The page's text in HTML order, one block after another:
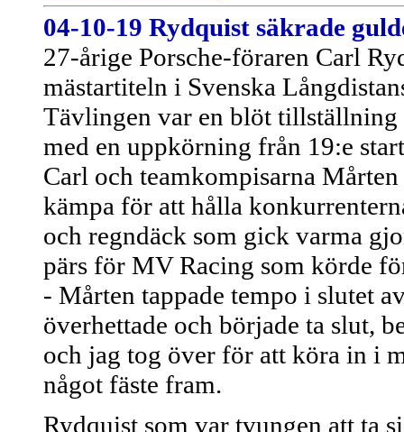
04-10-19 Rydquist säkrade
27-årige Porsche-föraren Carl
mästartiteln i Svenska
Tävlingen var en blöt
med en uppkörning från 19:e
Carl och teamkompisarna
kämpa för att hålla
och regndäck som gick varma
pärs för MV Racing som körde
- Mårten tappade tempo i slutet
överhettade och började ta slut,
och jag tog över för att köra in i
något fäste fram.
Rydquist som var tvungen att ta